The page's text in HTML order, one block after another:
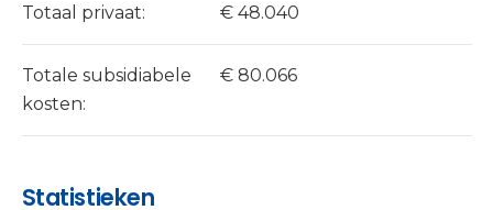
Totaal privaat: € 48.040
Totale subsidiabele
kosten:
€ 80.066
Statistieken